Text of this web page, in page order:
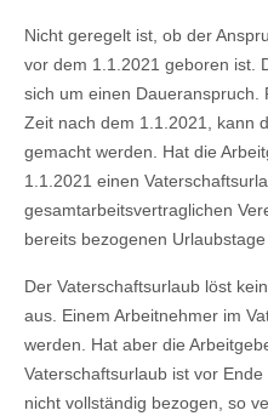
Nicht geregelt ist, ob der
vor dem 1.1.2021 geboren ist.
sich um einen Daueranspruch.
Zeit nach dem 1.1.2021, kann
gemacht werden. Hat die
1.1.2021 einen
gesamtarbeitsvertraglichen
bereits bezogenen
Der Vaterschaftsurlaub löst
aus. Einem Arbeitnehmer im
werden. Hat aber die
Vaterschaftsurlaub ist vor
nicht vollständig bezogen, so